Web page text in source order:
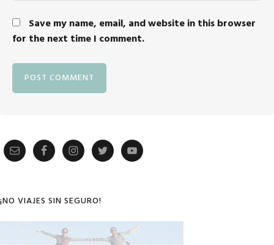
Save my name, email, and website in this browser
for the next time I comment.
Primary
¡NO VIAJES SIN SEGURO!